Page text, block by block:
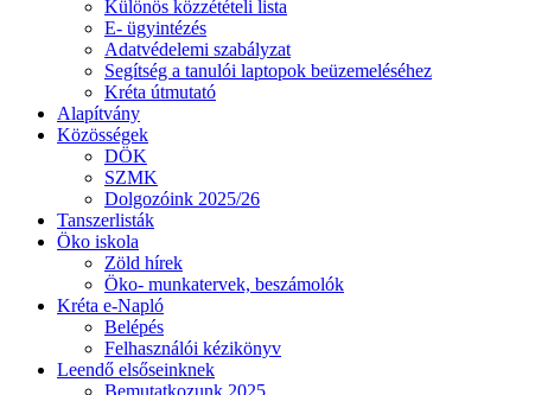
Különös közzétételi lista
E- ügyintézés
Adatvédelemi szabályzat
Segítség a tanulói laptopok beüzemeléséhez
Kréta útmutató
Alapítvány
Közösségek
DÖK
SZMK
Dolgozóink 2025/26
Tanszerlisták
Öko iskola
Zöld hírek
Öko- munkatervek, beszámolók
Kréta e-Napló
Belépés
Felhasználói kézikönyv
Leendő elsőseinknek
Bemutatkozunk 2025.